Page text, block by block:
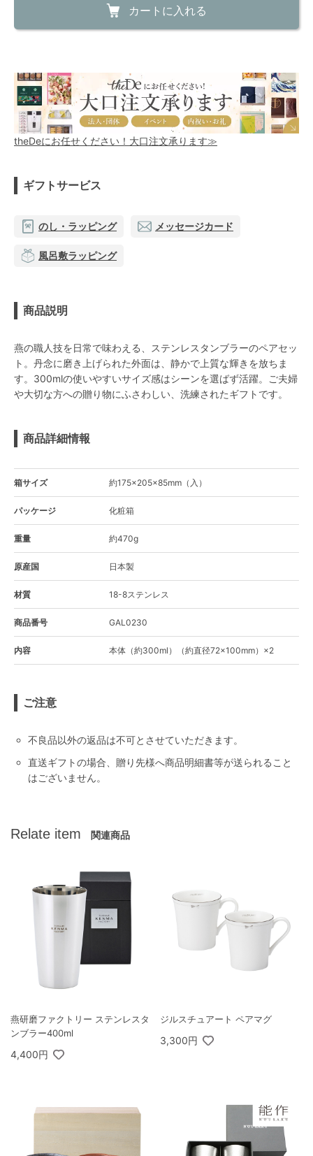
カートに入れる
theDeにお任せください！大口注文承ります≫
ギフトサービス
のし・ラッピング メッセージカード
風呂敷ラッピング
商品説明
燕の職人技を日常で味わえる、ステンレスタンブラーのペアセッ
ト。丹念に磨き上げられた外面は、静かで上質な輝きを放ちま
す。300mlの使いやすいサイズ感はシーンを選ばず活躍。ご夫婦
や大切な方への贈り物にふさわしい、洗練されたギフトです。
商品詳細情報
箱サイズ 約175×205×85mm（入）
パッケージ 化粧箱
重量 約470g
原産国 日本製
材質 18-8ステンレス
商品番号 GAL0230
内容 本体（約300ml）（約直径72×100mm）×2
ご注意
不良品以外の返品は不可とさせていただきます。
直送ギフトの場合、贈り先様へ商品明細書等が送られること
はございません。
Relate item 関連商品
燕研磨ファクトリー ステンレスタ
ンブラー400ml
4,400円
ジルスチュアート ペアマグ
3,300円